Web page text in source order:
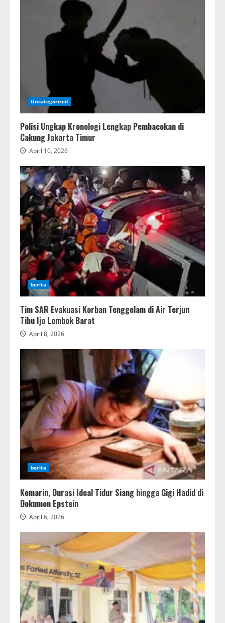
Uncategorized
Polisi Ungkap Kronologi Lengkap Pembacokan di
Cakung Jakarta Timur
April 10, 2026
berita
Tim SAR Evakuasi Korban Tenggelam di Air Terjun
Tibu Ijo Lombok Barat
April 8, 2026
berita
Kemarin, Durasi Ideal Tidur Siang hingga Gigi Hadid di
Dokumen Epstein
April 6, 2026